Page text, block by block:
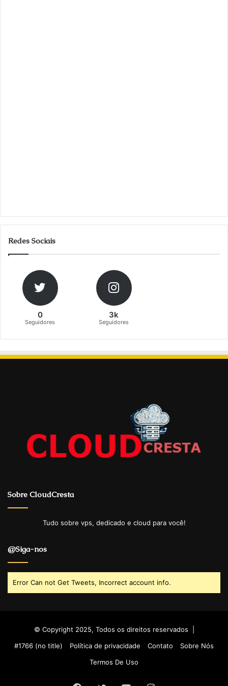
Redes Sociais
0
Seguidores
3k
Seguidores
Sobre CloudCresta
Tudo sobre vps, dedicado e cloud para você!
@Siga-nos
Error Can not Get Tweets, Incorrect account info.
© Copyright 2025, Todos os direitos reservados |
#1766 (no title)
Política de privacidade Contato
Sobre Nós
Termos De Uso